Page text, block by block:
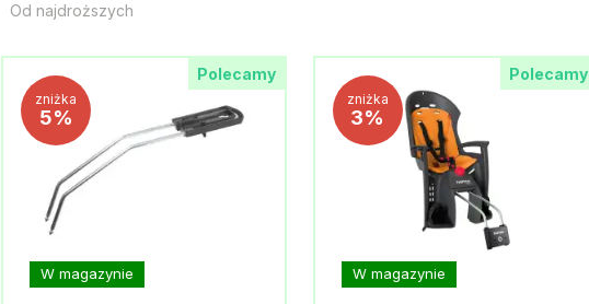
Od najdroższych
Polecamy
zniżka
5%
W magazynie
Polecamy
zniżka
3%
W magazynie